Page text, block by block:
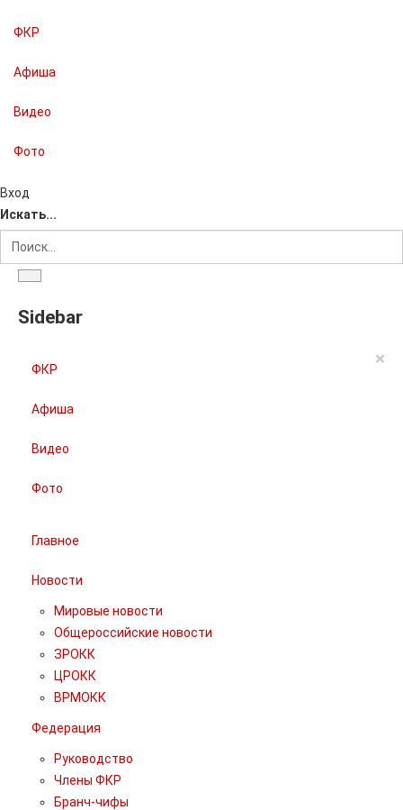
ФКР
Афиша
Видео
Фото
Вход
Искать...
Sidebar
×
ФКР
Афиша
Видео
Фото
Главное
Новости
Мировые новости
Общероссийские новости
ЗРОКК
ЦРОКК
ВРМОКК
Федерация
Руководство
Члены ФКР
Бранч-чифы